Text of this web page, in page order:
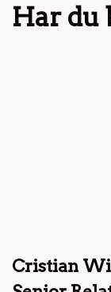
Har du
Cristian